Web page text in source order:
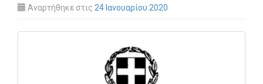
Αναρτήθηκε στις 24 Ιανουαρίου 2020